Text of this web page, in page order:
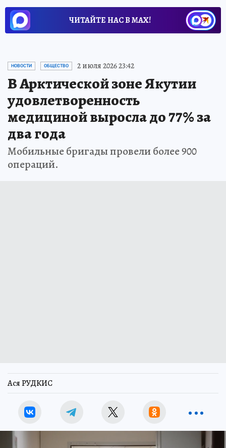
ЧИТАЙТЕ НАС В МАХ!
НОВОСТИ ОБЩЕСТВО 2 июля 2026 23:42
В Арктической зоне Якутии
удовлетворенность
медициной выросла до 77% за
два года
Мобильные бригады провели более 900
операций.
Ася РУДКИС